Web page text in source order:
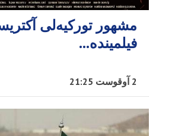
فیلمینده...
2 آوقوست 21:25